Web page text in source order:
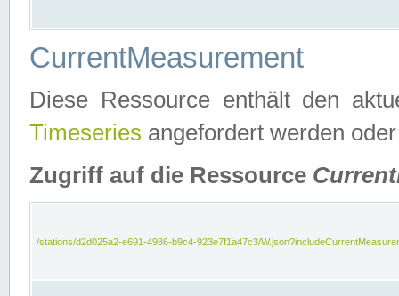
CurrentMeasurement
Diese Ressource enthält den
Timeseries angefordert werden
Zugriff auf die Ressource
/stations/d2d025a2-e691-4986-b9c4-923e7f1a47c3/